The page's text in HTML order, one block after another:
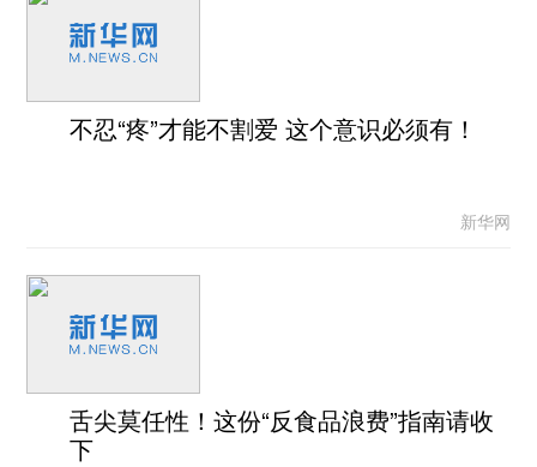
不忍“疼”才能不割爱 这个意识必须有！
新华网
舌尖莫任性！这份“反食品浪费”指南请收
下